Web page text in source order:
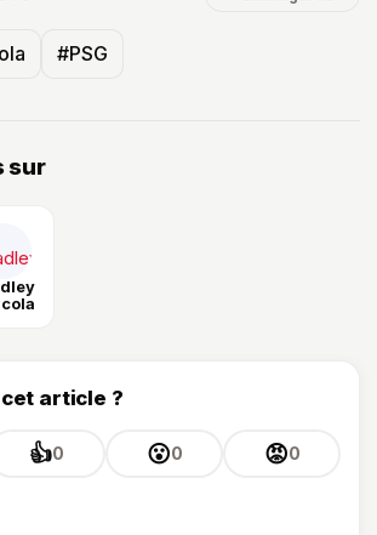
#PSG
sur
article ?
👍0 😮0 😡0